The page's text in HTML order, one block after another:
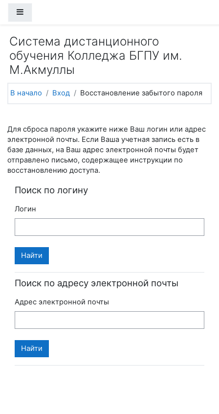
Система дистанционного
обучения Колледжа БГПУ им.
М.Акмуллы
В начало Вход Восстановление забытого пароля
Для сброса пароля укажите ниже Ваш логин или адрес
электронной почты. Если Ваша учетная запись есть в
базе данных, на Ваш адрес электронной почты будет
отправлено письмо, содержащее инструкции по
восстановлению доступа.
Поиск по логину
Логин
Поиск по адресу электронной почты
Адрес электронной почты